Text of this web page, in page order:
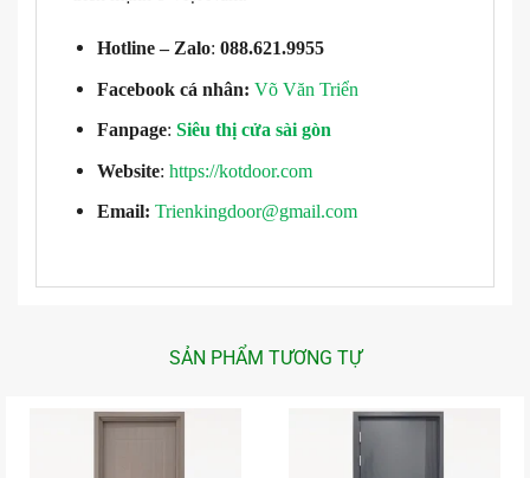
Hotline – Zalo: 088.621.9955
Facebook cá nhân: Võ Văn Triển
Fanpage: Siêu thị cửa sài gòn
Website: https://kotdoor.com
Email: Trienkingdoor@gmail.com
SẢN PHẨM TƯƠNG TỰ